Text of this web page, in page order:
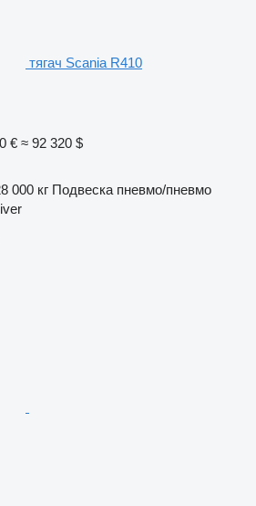
тягач Scania R410
€ ≈ 92 320 $
000 кг Подвеска пневмо/пневмо